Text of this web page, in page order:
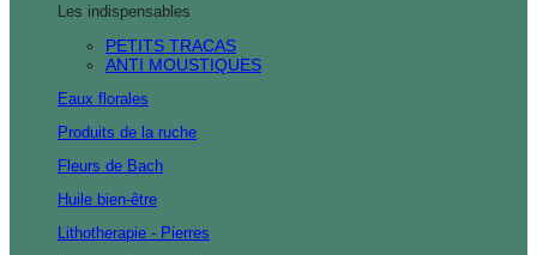
Les indispensables
PETITS TRACAS
ANTI MOUSTIQUES
Eaux florales
Produits de la ruche
Fleurs de Bach
Huile bien-être
Lithotherapie - Pierres